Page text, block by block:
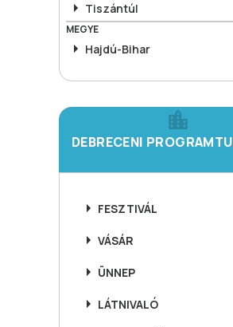
Tiszántúl
MEGYE
Hajdú-Bihar
DEBRECENI
FESZTIVÁL
VÁSÁR
ÜNNEP
LÁTNIVALÓ